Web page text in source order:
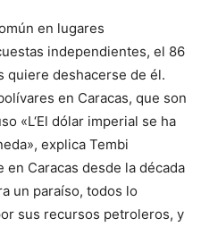
en lugares
independientes, el 86
quiere deshacerse de él.
en Caracas, que son
«L‘El dólar imperial se ha
explica Tembi
Caracas desde la década
un paraíso, todos lo
sus recursos petroleros, y